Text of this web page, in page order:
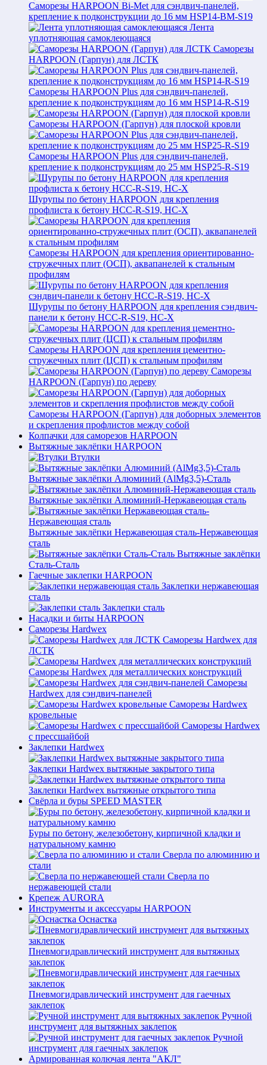
Саморезы HARPOON Bi-Met для сэндвич-панелей,
крепление к подконструкции до 16 мм HSP14-BM-S19
Лента
уплотняющая самоклеющаяся
Саморезы
HARPOON (Гарпун) для ЛСТК
Саморезы HARPOON Plus для сэндвич-панелей,
крепление к подконструкциям до 16 мм HSP14-R-S19
Саморезы HARPOON (Гарпун) для плоской кровли
Саморезы HARPOON Plus для сэндвич-панелей,
крепление к подконструкциям до 25 мм HSP25-R-S19
Шурупы по бетону HARPOON для крепления
профлиста к бетону HCC-R-S19, HC-X
Саморезы HARPOON для крепления ориентированно-
стружечных плит (ОСП), аквапанелей к стальным
профилям
Шурупы по бетону HARPOON для крепления сэндвич-
панели к бетону HCC-R-S19, HC-X
Саморезы HARPOON для крепления цементно-
стружечных плит (ЦСП) к стальным профилям
Саморезы
HARPOON (Гарпун) по дереву
Саморезы HARPOON (Гарпун) для доборных элементов
и скрепления профлистов между собой
Колпачки для саморезов HARPOON
Вытяжные заклёпки HARPOON
Втулки
Вытяжные заклёпки Алюминий (AlMg3,5)-Сталь
Вытяжные заклёпки Алюминий-Нержавеющая сталь
Вытяжные заклёпки Нержавеющая сталь-Нержавеющая
сталь
Вытяжные заклёпки
Сталь-Сталь
Гаечные заклепки HARPOON
Заклепки нержавеющая
сталь
Заклепки сталь
Насадки и биты HARPOON
Саморезы Hardwex
Саморезы Hardwex для
ЛСТК
Саморезы Hardwex для металлических конструкций
Саморезы
Hardwex для сэндвич-панелей
Саморезы Hardwex
кровельные
Саморезы Hardwex
с прессшайбой
Заклепки Hardwex
Заклепки Hardwex вытяжные закрытого типа
Заклепки Hardwex вытяжные открытого типа
Свёрла и буры SPEED MASTER
Буры по бетону, железобетону, кирпичной кладки и
натуральному камню
Сверла по алюминию и
стали
Сверла по
нержавеющей стали
Крепеж AURORA
Инструменты и аксессуары HARPOON
Оснастка
Пневмогидравлический инструмент для вытяжных
заклепок
Пневмогидравлический инструмент для гаечных
заклепок
Ручной
инструмент для вытяжных заклепок
Ручной
инструмент для гаечных заклепок
Армированная колючая лента "АКЛ"